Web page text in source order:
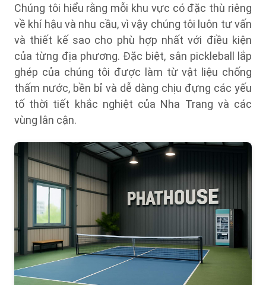
Chúng tôi hiểu rằng mỗi khu vực có đặc thù riêng
về khí hậu và nhu cầu, vì vậy chúng tôi luôn tư vấn
và thiết kế sao cho phù hợp nhất với điều kiện
của từng địa phương. Đặc biệt, sân pickleball lắp
ghép của chúng tôi được làm từ vật liệu chống
thấm nước, bền bỉ và dễ dàng chịu đựng các yếu
tố thời tiết khắc nghiệt của Nha Trang và các
vùng lân cận.